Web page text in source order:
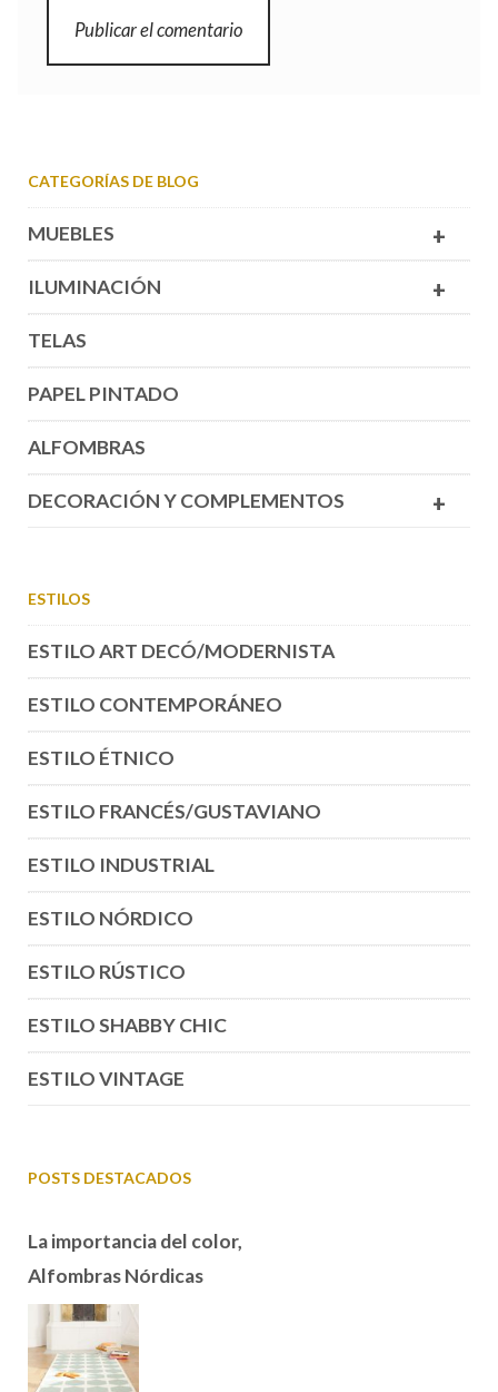
CATEGORÍAS DE BLOG
+
MUEBLES
+
ILUMINACIÓN
TELAS
PAPEL PINTADO
ALFOMBRAS
+
DECORACIÓN Y COMPLEMENTOS
ESTILOS
ESTILO ART DECÓ/MODERNISTA
ESTILO CONTEMPORÁNEO
ESTILO ÉTNICO
ESTILO FRANCÉS/GUSTAVIANO
ESTILO INDUSTRIAL
ESTILO NÓRDICO
ESTILO RÚSTICO
ESTILO SHABBY CHIC
ESTILO VINTAGE
POSTS DESTACADOS
La importancia del color,
Alfombras Nórdicas